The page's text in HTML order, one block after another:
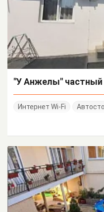
"У Анжелы" частный
Интернет Wi-Fi